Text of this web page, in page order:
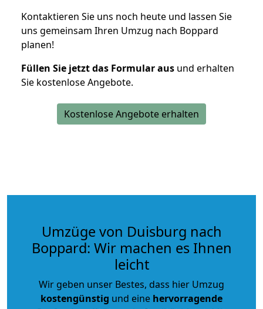
Kontaktieren Sie uns noch heute und lassen Sie
uns gemeinsam Ihren Umzug nach Boppard
planen!
Füllen Sie jetzt das Formular aus und erhalten
Sie kostenlose Angebote.
Kostenlose Angebote erhalten
Umzüge von Duisburg nach
Boppard: Wir machen es Ihnen
leicht
Wir geben unser Bestes, dass hier Umzug
kostengünstig und eine hervorragende